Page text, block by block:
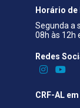
Horário de
Segunda a
08h às 12h
Redes
CRF-AL